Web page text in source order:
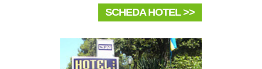
SCHEDA HOTEL >>